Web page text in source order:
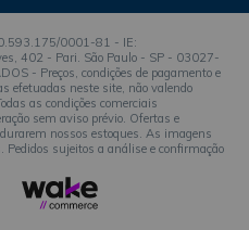
0001-81 - IE:
402 - Pari. São Paulo - SP - 03027-
- Preços, condições de pagamento e
efetuadas neste site, não valendo
as condições comerciais
sem aviso prévio. Ofertas e
nossos estoques. As imagens
sujeitos a análise e confirmação